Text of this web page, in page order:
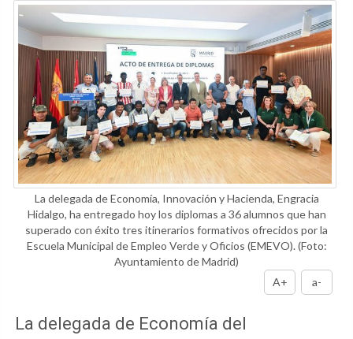
La delegada de Economía, Innovación y Hacienda, Engracia
Hidalgo, ha entregado hoy los diplomas a 36 alumnos que han
superado con éxito tres itinerarios formativos ofrecidos por la
Escuela Municipal de Empleo Verde y Oficios (EMEVO).(Foto:
Ayuntamiento de Madrid)
A+
a-
La delegada de Economía del